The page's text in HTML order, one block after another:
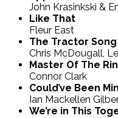
John Krasinkski &
Like That
Fleur East
The Tractor Song
Chris McDougall,
Master Of The
Connor Clark
Could’ve Been
Ian Mackellen
We’re in This